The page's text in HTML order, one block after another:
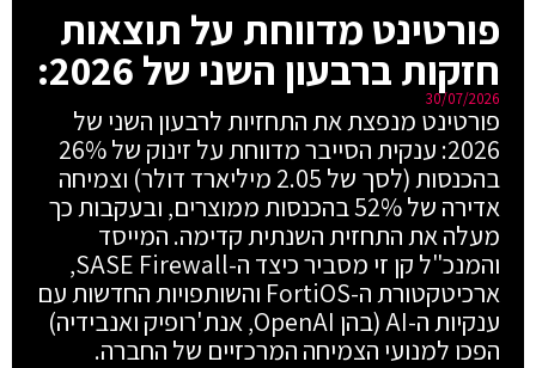
פורטינט מדווחת על תוצאות
חזקות ברבעון השני של 2026:
30/07/2026
פורטינט מנפצת את התחזיות לרבעון השני של
2026: ענקית הסייבר מדווחת על זינוק של 26%
בהכנסות (לסך של 2.05 מיליארד דולר) וצמיחה
אדירה של 52% בהכנסות ממוצרים, ובעקבות כך
מעלה את התחזית השנתית קדימה. המייסד
והמנכ"ל קן זי מסביר כיצד ה-SASE Firewall,
ארכיטקטורת ה-FortiOS והשותפויות החדשות עם
ענקיות ה-AI (בהן OpenAI, אנת'רופיק ואנבידיה)
הפכו למנועי הצמיחה המרכזיים של החברה.